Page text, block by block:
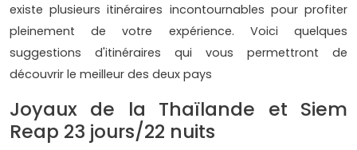
existe plusieurs itinéraires incontournables pour profiter
pleinement de votre expérience. Voici quelques
suggestions d'itinéraires qui vous permettront de
découvrir le meilleur des deux pays
Joyaux de la Thaïlande et Siem
Reap 23 jours/22 nuits